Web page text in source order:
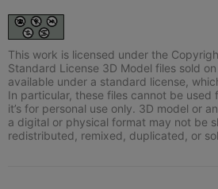
This work is licensed under the
Standard License 3D Model files sold
available under a standard license,
In particular, these files cannot be used
it’s for personal use only. 3D model or
a digital or physical format may not be
redistributed, remixed, duplicated, or